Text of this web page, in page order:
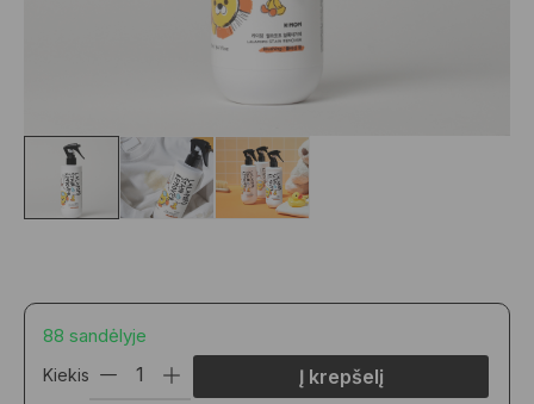
88 sandėlyje
Kiekis Į krepšelį